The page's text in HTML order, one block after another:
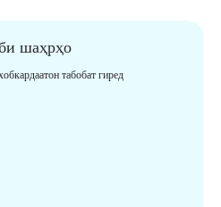
шаҳрҳо
табобат гиред